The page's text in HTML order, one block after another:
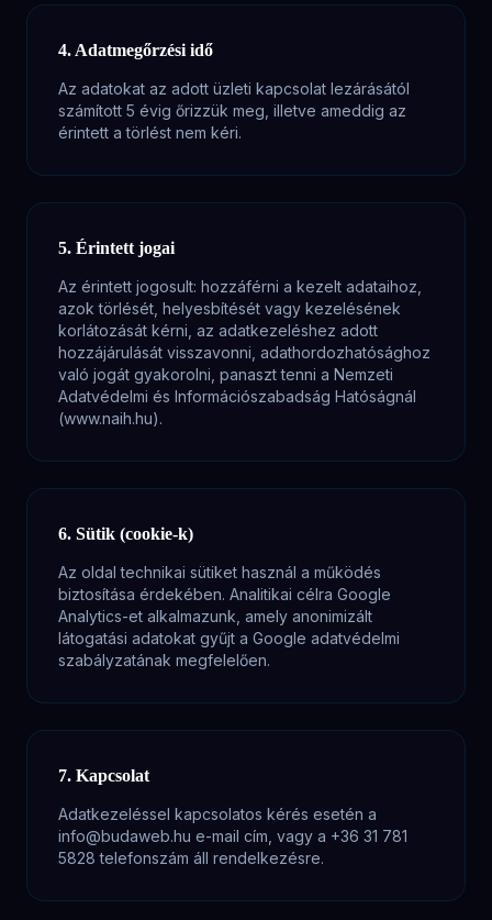
4. Adatmegőrzési idő
Az adatokat az adott üzleti kapcsolat lezárásától
számított 5 évig őrizzük meg, illetve ameddig az
érintett a törlést nem kéri.
5. Érintett jogai
Az érintett jogosult: hozzáférni a kezelt adataihoz,
azok törlését, helyesbítését vagy kezelésének
korlátozását kérni, az adatkezeléshez adott
hozzájárulását visszavonni, adathordozhatósághoz
való jogát gyakorolni, panaszt tenni a Nemzeti
Adatvédelmi és Információszabadság Hatóságnál
(www.naih.hu).
6. Sütik (cookie-k)
Az oldal technikai sütiket használ a működés
biztosítása érdekében. Analitikai célra Google
Analytics-et alkalmazunk, amely anonimizált
látogatási adatokat gyűjt a Google adatvédelmi
szabályzatának megfelelően.
7. Kapcsolat
Adatkezeléssel kapcsolatos kérés esetén a
info@budaweb.hu e-mail cím, vagy a +36 31 781
5828 telefonszám áll rendelkezésre.